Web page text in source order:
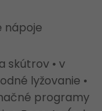
nápoje
skútrov • v
lyžovanie •
programy